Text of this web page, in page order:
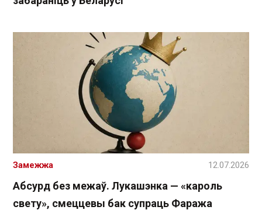
Абсурд без межаў. Лукашэнка — «кароль
свету», смеццевы бак супраць Фаража
Замежжа 12.07.2026